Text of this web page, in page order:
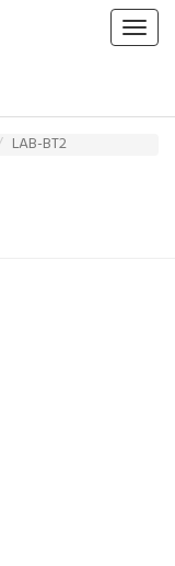
LAB-BT2